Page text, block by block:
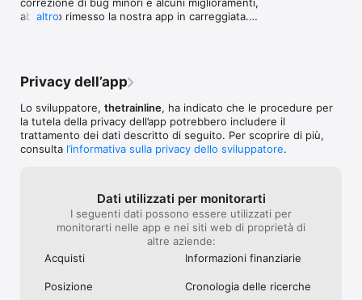
arrivo, notifica ritardi—tutto sempre in tempo reale.
Unito, Francia, Spagna e Germania.
- Zero commissioni nascoste: i biglietti del treno nazionali
sono venduti al prezzo ufficiale stabilito dalle compagnie,
senza commissioni nascoste.
E quindi che aspetti, scarica l’app!
• Facebook: https://www.facebook.com/trainline.it
• Twitter: https://twitter.com/trainline_it
• Instagram: @trainline
dall'app trenitalia e trovando che l'offerta
"carta freccia young" era ancora
possiate aiutarmia risolvere, per il resto
lavoro fantastico, davvero complimenti
abbiamo rimesso la nostra app in carreggiata.
altro
Privacy dell’app
Lo sviluppatore, thetrainline, ha indicato che le procedure per
la tutela della privacy dell’app potrebbero includere il
trattamento dei dati descritto di seguito. Per scoprire di più,
consulta l’informativa sulla privacy dello sviluppatore.
Dati utilizzati per monitorarti
I seguenti dati possono essere utilizzati per
monitorarti nelle app e nei siti web di proprietà di
altre aziende:
Acquisti
Informazioni finanziarie
Posizione Cronologia delle ricerche